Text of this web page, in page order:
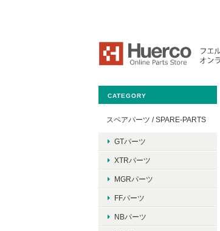
CATEGORY
スペアパーツ / SPARE-PARTS
GTパーツ
XTRパーツ
MGRパーツ
FFパーツ
NBパーツ